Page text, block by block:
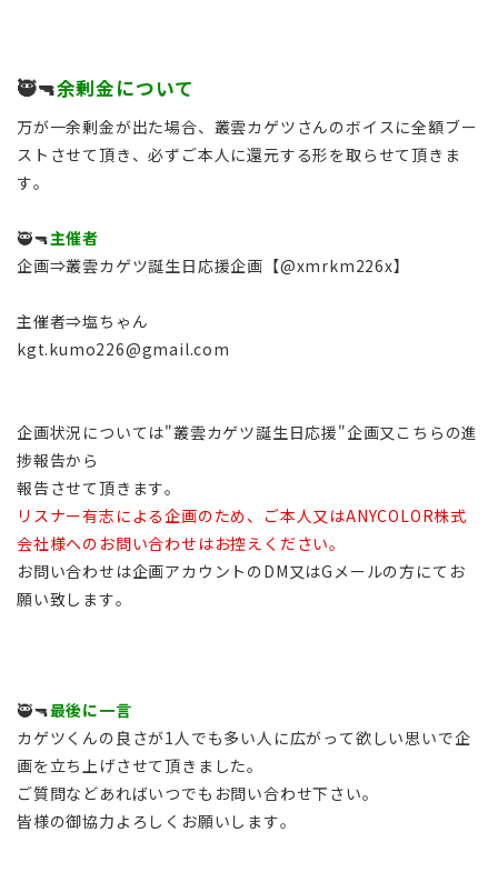
🥷🔫余剰金について
万が一余剰金が出た場合、叢雲カゲツさんのボイスに全額ブー
ストさせて頂き、必ずご本人に還元する形を取らせて頂きま
す。
🥷🔫主催者
企画⇒叢雲カゲツ誕生日応援企画【@xmrkm226x】
主催者⇒塩ちゃん
kgt.kumo226@gmail.com
企画状況については"叢雲カゲツ誕生日応援"企画又こちらの進
捗報告から
報告させて頂きます。
リスナー有志による企画のため、ご本人又はANYCOLOR株式
会社様へのお問い合わせはお控えください。
お問い合わせは企画アカウントのDM又はGメールの方にてお
願い致します。
🥷🔫最後に一言
カゲツくんの良さが1人でも多い人に広がって欲しい思いで企
画を立ち上げさせて頂きました。
ご質問などあればいつでもお問い合わせ下さい。
皆様の御協力よろしくお願いします。